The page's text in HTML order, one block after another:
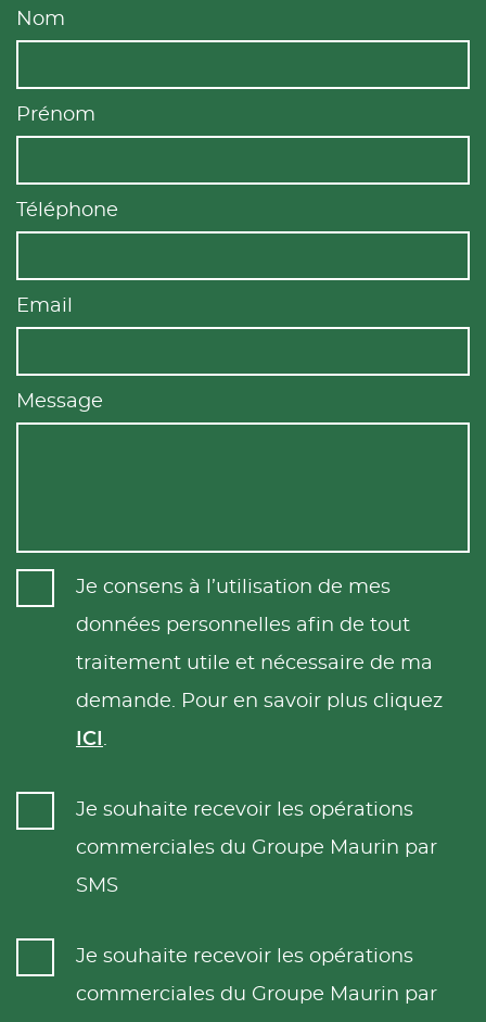
Nom
Prénom
Téléphone
Email
Message
Je consens à l’utilisation de mes
données personnelles afin de tout
traitement utile et nécessaire de ma
demande. Pour en savoir plus cliquez
ICI .
Je souhaite recevoir les opérations
commerciales du Groupe Maurin par
SMS
Je souhaite recevoir les opérations
commerciales du Groupe Maurin par